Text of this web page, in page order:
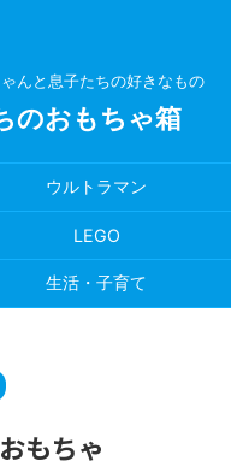
んと息子たちの好きなもの
のおもちゃ箱
ウルトラマン
LEGO
生活・子育て
もちゃ